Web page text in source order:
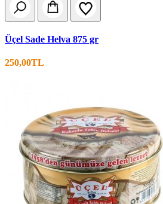
Üçel Sade Helva 875 gr
250,00TL